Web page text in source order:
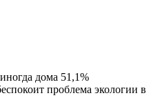
дома 51,1%
проблема экологии в